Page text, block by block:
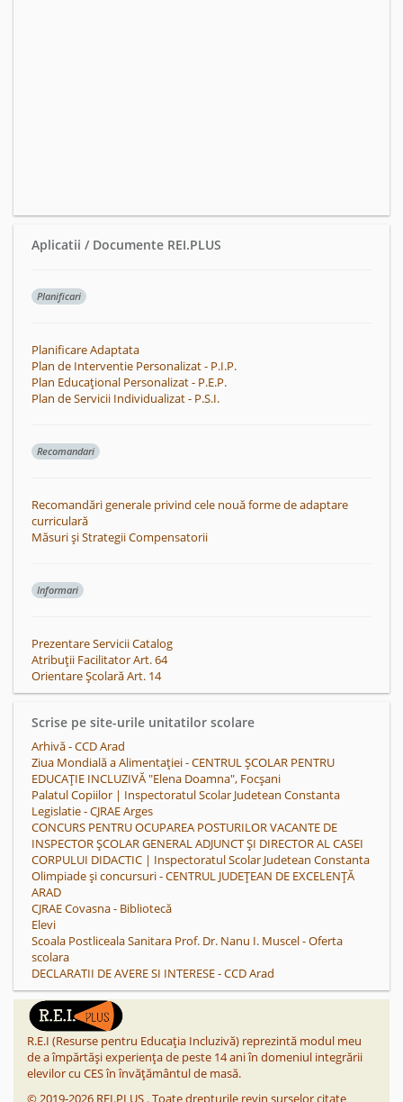
Aplicatii / Documente REI.PLUS
Planificari
Planificare Adaptata
Plan de Interventie Personalizat - P.I.P.
Plan Educațional Personalizat - P.E.P.
Plan de Servicii Individualizat - P.S.I.
Recomandari
Recomandări generale privind cele nouă forme de adaptare
curriculară
Măsuri și Strategii Compensatorii
Informari
Prezentare Servicii Catalog
Atribuții Facilitator Art. 64
Orientare Școlară Art. 14
Scrise pe site-urile unitatilor scolare
Arhivă - CCD Arad
Ziua Mondială a Alimentației - CENTRUL ȘCOLAR PENTRU
EDUCAȚIE INCLUZIVĂ "Elena Doamna", Focșani
Palatul Copiilor | Inspectoratul Scolar Judetean Constanta
Legislatie - CJRAE Arges
CONCURS PENTRU OCUPAREA POSTURILOR VACANTE DE
INSPECTOR ȘCOLAR GENERAL ADJUNCT ȘI DIRECTOR AL CASEI
CORPULUI DIDACTIC | Inspectoratul Scolar Judetean Constanta
Olimpiade și concursuri - CENTRUL JUDEȚEAN DE EXCELENȚĂ
ARAD
CJRAE Covasna - Bibliotecă
Elevi
Scoala Postliceala Sanitara Prof. Dr. Nanu I. Muscel - Oferta
scolara
DECLARATII DE AVERE SI INTERESE - CCD Arad
R.E.I (Resurse pentru Educația Incluzivă) reprezintă modul meu
de a împărtăși experiența de peste 14 ani în domeniul integrării
elevilor cu CES în învățământul de masă.
© 2019-2026 REI.PLUS .Toate drepturile revin surselor citate